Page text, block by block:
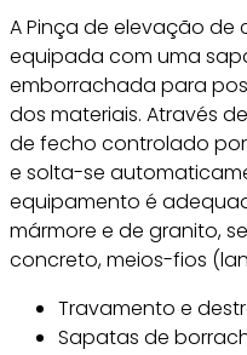
A Pinça de elevação
equipada com uma
emborrachada para
dos materiais. Através
de fecho controlado
e solta-se
equipamento é
mármore e de granito,
concreto, meios-fios
Travamento e
Sapatas de